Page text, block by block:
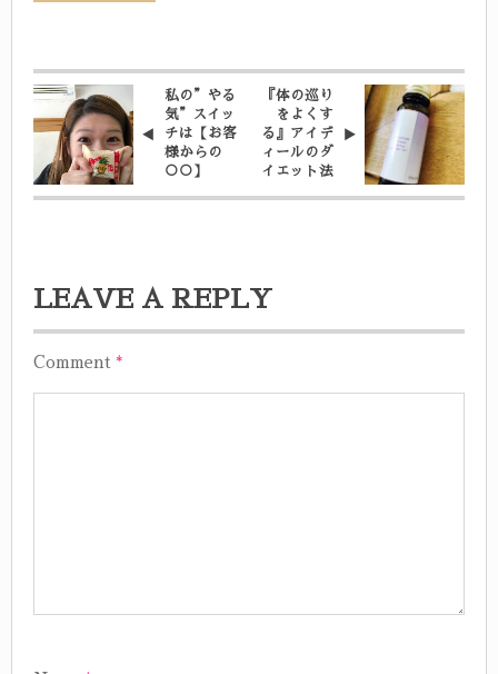
私の”やる
気”スイッ
チは【お客
様からの
○○】
『体の巡り
をよくす
る』アイデ
ィールのダ
イエット法
LEAVE A REPLY
Comment *